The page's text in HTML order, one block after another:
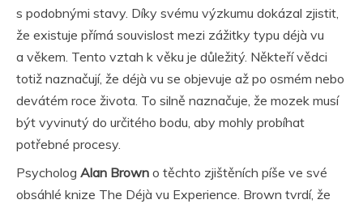
s podobnými stavy. Díky svému výzkumu dokázal zjistit,
že existuje přímá souvislost mezi zážitky typu déjà vu
a věkem. Tento vztah k věku je důležitý. Někteří vědci
totiž naznačují, že déjà vu se objevuje až po osmém nebo
devátém roce života. To silně naznačuje, že mozek musí
být vyvinutý do určitého bodu, aby mohly probíhat
potřebné procesy.
Psycholog Alan Brown o těchto zjištěních píše ve své
obsáhlé knize The Déjà vu Experience. Brown tvrdí, že